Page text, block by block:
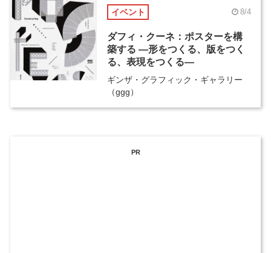
イベント 8/4
ダフィ・クーネ：ポスターを構
築する ―形をつくる、版をつく
る、表現をつくる―
ギンザ・グラフィック・ギャラリー
（ggg）
PR